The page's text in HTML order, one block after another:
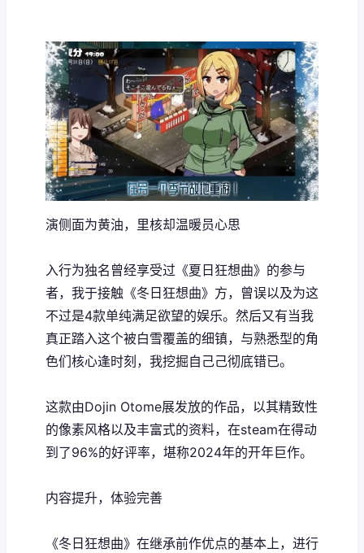
演侧面为黄油，里核却温暖员心思
入行为独名曾经享受过《夏日狂想曲》的参与
者，我于接触《冬日狂想曲》方，曾误以及为这
不过是4款​​单纯满足欲望的娱乐​​。然后又有当我
真正踏入这个被白雪覆盖的细镇，与熟悉型的角
色们核心逢时刻，我挖掘自己己彻底错已。
这款由Dojin Otome展发放的作品，以其精致性
的像素风格以及丰富式的资料，在steam在得动
到了​​96%的好评率​​，堪称2024年的开年巨作。
内容提升，体验完善
《冬日狂想曲》在继承前作优点的基本上，进行